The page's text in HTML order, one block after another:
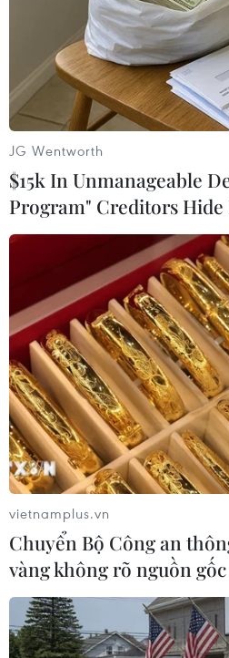
#COVID-19 #Viêm đường hô
#Ca nhiễm COVID-19
#SARS-
Theo dõi VietnamPlus
TIN LIÊN QUAN
Giám sát sức khỏe
JG Wentworth
$15k In Unmanageable
Program" Creditors Hide
vietnamplus.vn
Chuyển Bộ Công an
vàng không rõ nguồn gốc